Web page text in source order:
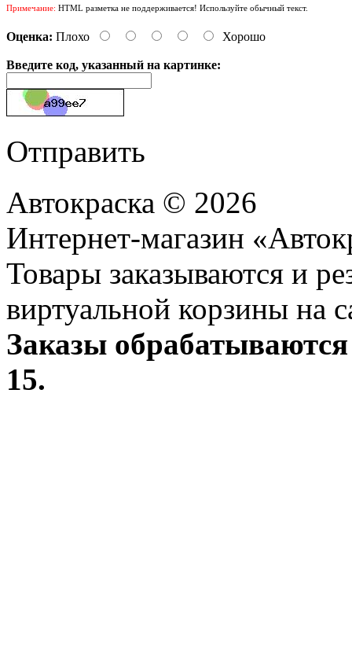
Примечание: HTML разметка не поддерживается! Используйте обычный текст.
Оценка: Плохо Хорошо
Введите код, указанный на картинке:
Отправить
Автокраска © 2026
Интернет-магазин
Товары заказываются и
виртуальной корзины на
Заказы
15.